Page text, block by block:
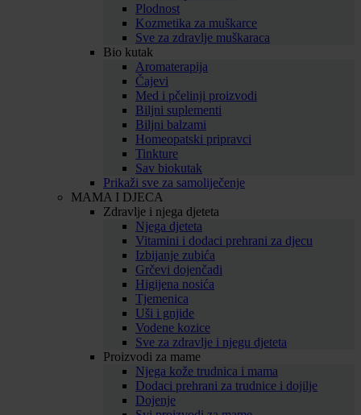
Plodnost
Kozmetika za muškarce
Sve za zdravlje muškaraca
Bio kutak
Aromaterapija
Čajevi
Med i pčelinji proizvodi
Biljni suplementi
Biljni balzami
Homeopatski pripravci
Tinkture
Sav biokutak
Prikaži sve za samoliječenje
MAMA I DJECA
Zdravlje i njega djeteta
Njega djeteta
Vitamini i dodaci prehrani za djecu
Izbijanje zubića
Grčevi dojenčadi
Higijena nosića
Tjemenica
Uši i gnjide
Vodene kozice
Sve za zdravlje i njegu djeteta
Proizvodi za mame
Njega kože trudnica i mama
Dodaci prehrani za trudnice i dojilje
Dojenje